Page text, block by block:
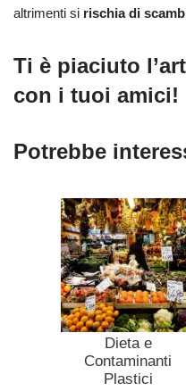
altrimenti si rischia di
Ti è piaciuto
con i tuoi amici!
Potrebbe
Dieta e
Contaminanti
Plastici